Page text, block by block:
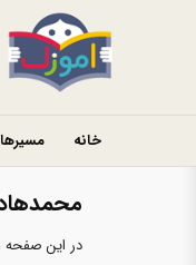
خانه
در این صفحه